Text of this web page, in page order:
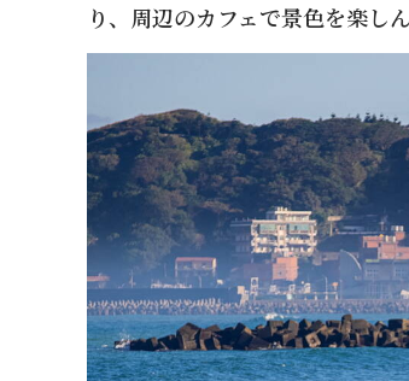
り、周辺のカフェで景色を楽し